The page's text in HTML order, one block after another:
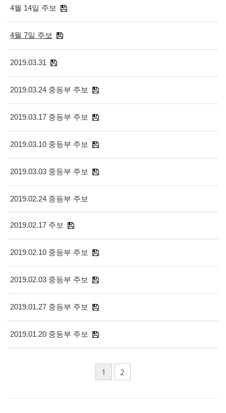
4월 14일 주보
4월 7일 주보
2019.03.31
2019.03.24 중등부 주보
2019.03.17 중등부 주보
2019.03.10 중등부 주보
2019.03.03 중등부 주보
2019.02.24 중등부 주보
2019.02.17 주보
2019.02.10 중등부 주보
2019.02.03 중등부 주보
2019.01.27 중등부 주보
2019.01.20 중등부 주보
1 2